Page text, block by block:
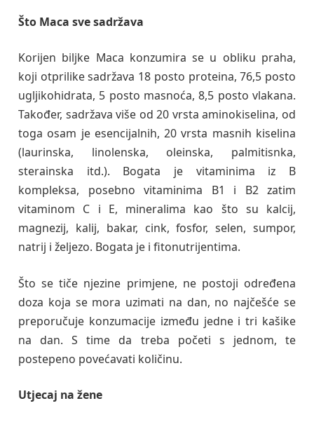
Što Maca sve sadržava
Korijen biljke Maca konzumira se u obliku praha,
koji otprilike sadržava 18 posto proteina, 76,5 posto
ugljikohidrata, 5 posto masnoća, 8,5 posto vlakana.
Također, sadržava više od 20 vrsta aminokiselina, od
toga osam je esencijalnih, 20 vrsta masnih kiselina
(laurinska, linolenska, oleinska, palmitisnka,
sterainska itd.). Bogata je vitaminima iz B
kompleksa, posebno vitaminima B1 i B2 zatim
vitaminom C i E, mineralima kao što su kalcij,
magnezij, kalij, bakar, cink, fosfor, selen, sumpor,
natrij i željezo. Bogata je i fitonutrijentima.
Što se tiče njezine primjene, ne postoji određena
doza koja se mora uzimati na dan, no najčešće se
preporučuje konzumacije između jedne i tri kašike
na dan. S time da treba početi s jednom, te
postepeno povećavati količinu.
Utjecaj na žene